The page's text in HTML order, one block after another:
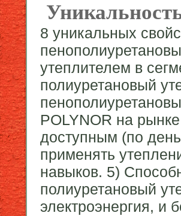
8 уникальных
утеплителем в
полиуретановый
POLYNOR на
доступным (по
применять
навыков. 5)
полиуретановый
электроэнергия, и